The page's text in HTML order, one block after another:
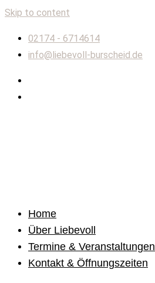
Skip to content
02174 - 6714614
info@liebevoll-burscheid.de
Home
Über Liebevoll
Termine & Veranstaltungen
Kontakt & Öffnungszeiten